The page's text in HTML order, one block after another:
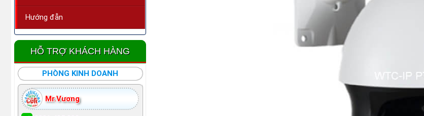
Hướng đẫn
HỖ TRỢ KHÁCH HÀNG
PHÒNG KINH DOANH
Mr.Vương